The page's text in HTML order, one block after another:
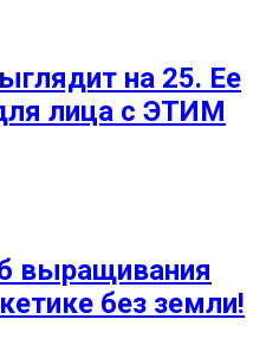
на 25. Ее
лица с ЭТИМ
выращивания
без земли!